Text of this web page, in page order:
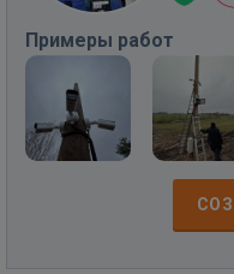
Примеры работ